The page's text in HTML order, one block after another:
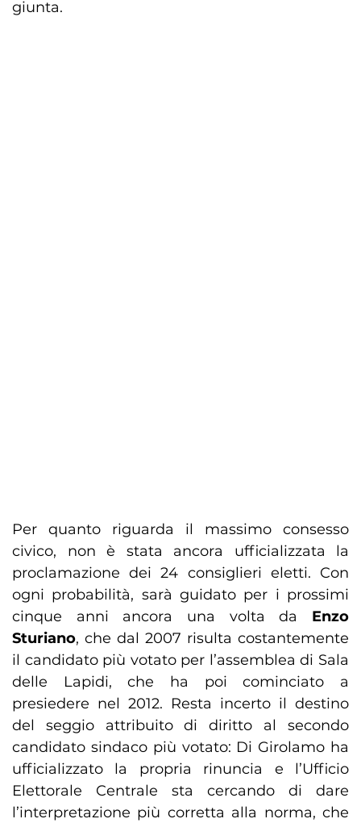
giunta.
Per quanto riguarda il massimo consesso
civico, non è stata ancora ufficializzata la
proclamazione dei 24 consiglieri eletti. Con
ogni probabilità, sarà guidato per i prossimi
cinque anni ancora una volta da Enzo
Sturiano, che dal 2007 risulta costantemente
il candidato più votato per l’assemblea di Sala
delle Lapidi, che ha poi cominciato a
presiedere nel 2012. Resta incerto il destino
del seggio attribuito di diritto al secondo
candidato sindaco più votato: Di Girolamo ha
ufficializzato la propria rinuncia e l’Ufficio
Elettorale Centrale sta cercando di dare
l’interpretazione più corretta alla norma, che